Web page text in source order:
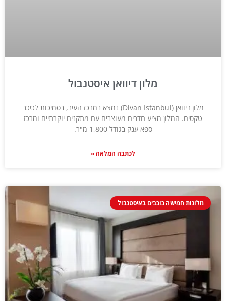
מלון דיוואן איסטנבול
מלון דיוואן (Divan Istanbul) נמצא במרכז העיר, בסמיכות לכיכר
טקסים. המלון מציע חדרים מעוצבים עם מתקנים יוקרתיים ומרכז
ספא ענק בגודל 1,800 מ"ר.
לכתבה המלאה »
מלונות חמישה כוכבים באיסטנבול